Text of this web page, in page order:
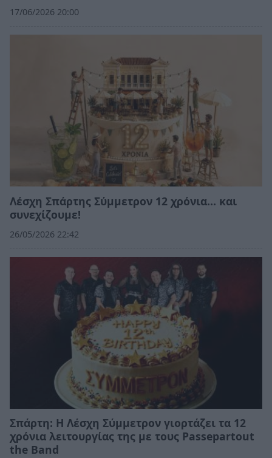
17/06/2026 20:00
Λέσχη Σπάρτης Σύμμετρον 12 χρόνια... και
συνεχίζουμε!
26/05/2026 22:42
Σπάρτη: Η Λέσχη Σύμμετρον γιορτάζει τα 12
χρόνια λειτουργίας της με τους Passepartout
the Band